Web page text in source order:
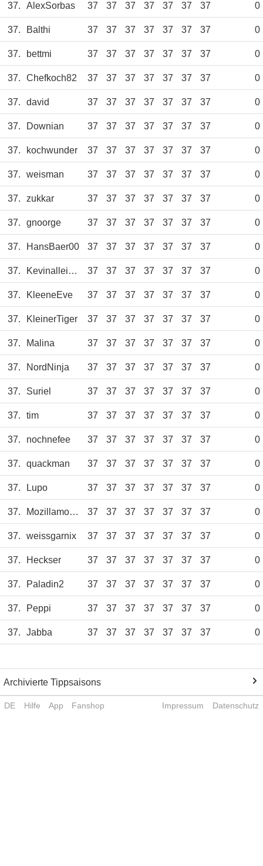
37. AlexSorbas 37 37 37 37 37 37 37 0
37. Balthi 37 37 37 37 37 37 37 0
37. bettmi 37 37 37 37 37 37 37 0
37. Chefkoch82 37 37 37 37 37 37 37 0
37. david 37 37 37 37 37 37 37 0
37. Downian 37 37 37 37 37 37 37 0
37. kochwunder 37 37 37 37 37 37 37 0
37. weisman 37 37 37 37 37 37 37 0
37. zukkar 37 37 37 37 37 37 37 0
37. gnoorge 37 37 37 37 37 37 37 0
37. HansBaer00 37 37 37 37 37 37 37 0
37. Kevinalleinzuha 37 37 37 37 37 37 37 0
37. KleeneEve 37 37 37 37 37 37 37 0
37. KleinerTiger 37 37 37 37 37 37 37 0
37. Malina 37 37 37 37 37 37 37 0
37. NordNinja 37 37 37 37 37 37 37 0
37. Suriel 37 37 37 37 37 37 37 0
37. tim 37 37 37 37 37 37 37 0
37. nochnefee 37 37 37 37 37 37 37 0
37. quackman 37 37 37 37 37 37 37 0
37. Lupo 37 37 37 37 37 37 37 0
37. Mozillamoster 37 37 37 37 37 37 37 0
37. weissgarnix 37 37 37 37 37 37 37 0
37. Heckser 37 37 37 37 37 37 37 0
37. Paladin2 37 37 37 37 37 37 37 0
37. Peppi 37 37 37 37 37 37 37 0
37. Jabba 37 37 37 37 37 37 37 0
Archivierte Tippsaisons
DE Hilfe App Fanshop Impressum Datenschutz